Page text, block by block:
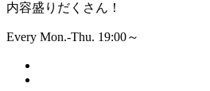
内容盛りだくさん！
Every Mon.-Thu. 19:00～